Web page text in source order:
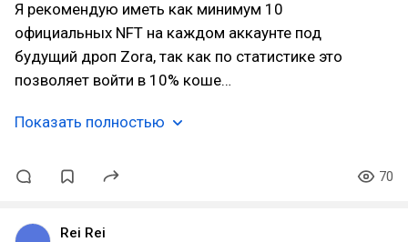
Я рекомендую иметь как минимум 10
официальных NFT на каждом аккаунте под
будущий дроп Zora, так как по статистике это
позволяет войти в 10% коше…
Показать полностью
70
Rei Rei